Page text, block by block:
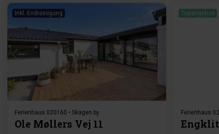
Inkl. Endreinigung
Lädt ...
Ferienhaus 020160 • Skagen by
Ole Møllers Vej 11
Topangebot
Ferienhaus